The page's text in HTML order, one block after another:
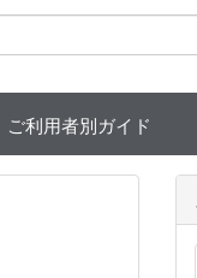
ご利用者別ガイド